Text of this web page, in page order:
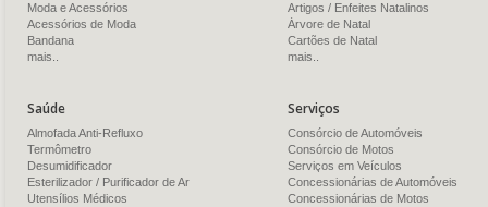
Moda e Acessórios
Acessórios de Moda
Bandana
mais..
Artigos / Enfeites Natalinos
Árvore de Natal
Cartões de Natal
mais..
Saúde
Almofada Anti-Refluxo
Termômetro
Desumidificador
Esterilizador / Purificador de Ar
Utensílios Médicos
Serviços
Consórcio de Automóveis
Consórcio de Motos
Serviços em Veículos
Concessionárias de Automóveis
Concessionárias de Motos